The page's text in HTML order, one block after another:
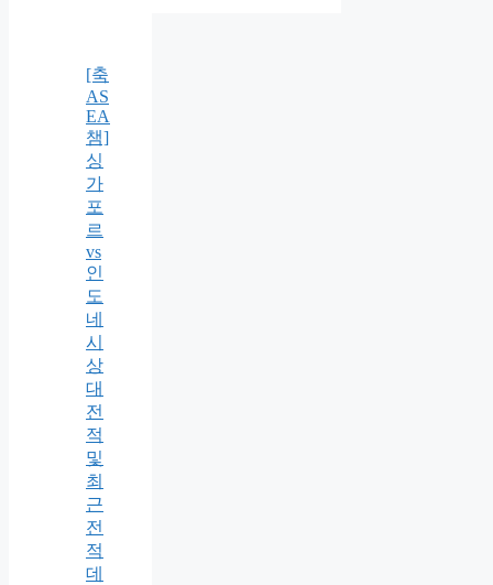
[축
AS
EA
챔]
싱
가
포
르
vs
인
도
네
시
상
대
전
적
및
최
근
전
적
데